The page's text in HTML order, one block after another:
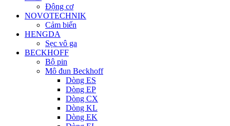
Động cơ
NOVOTECHNIK
Cảm biến
HENGDA
Sẹc vô ga
BECKHOFF
Bộ pin
Mô đun Beckhoff
Dòng ES
Dòng EP
Dòng CX
Dòng KL
Dòng EK